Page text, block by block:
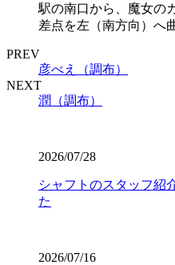
駅の南口から、魔女の
差点を左（南方向）へ
PREV
彦べえ（調布）
NEXT
潤（調布）
2026/07/28
シャフトのスタッフ紹
た
2026/07/16